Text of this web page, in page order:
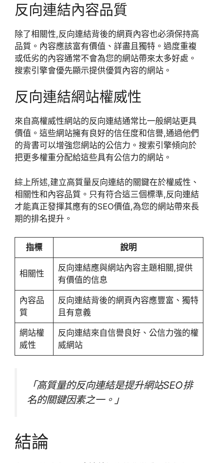
反向連結內容品質
除了相關性,反向連結背後的網頁內容也必須保持高
品質。內容應該富有價值、詳盡且獨特。過度重複
或低劣的內容通常不會為您的網站帶來太多好處。
搜索引擎會優先顯示提供優質內容的網站。
反向連結網站權威性
來自高權威性網站的反向連結通常比一般網站更具
價值。這些網站擁有良好的信任度和信譽,通過他們
的背書可以增強您網站的公信力。搜索引擎傾向於
把更多權重分配給這些具有公信力的網站。
綜上所述,建立高質量反向連結的關鍵在於權威性、
相關性和內容品質。只有符合這三個標準,反向連結
才能真正發揮其應有的SEO價值,為您的網站帶來長
期的排名提升。
指標 說明
相關性
反向連結應與網站內容主題相關,提供
有價值的信息
內容品
質
反向連結背後的網頁內容應豐富、獨特
且有意義
網站權
威性
反向連結來自信譽良好、公信力強的權
威網站
「高質量的反向連結是提升網站SEO排
名的關鍵因素之一。」
結論